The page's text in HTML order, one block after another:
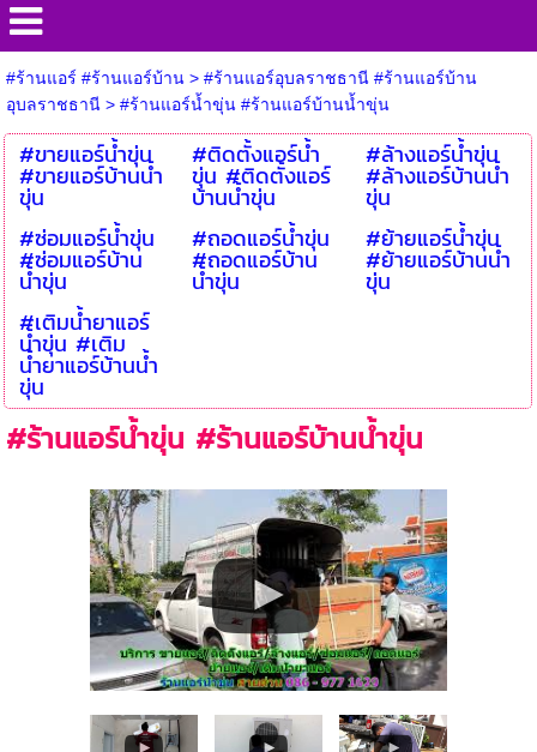
#ร้านแอร์ #ร้านแอร์บ้าน> #ร้านแอร์อุบลราชธานี #ร้านแอร์บ้าน
อุบลราชธานี> #ร้านแอร์น้ำขุ่น #ร้านแอร์บ้านน้ำขุ่น
#ขายแอร์น้ำขุ่น
#ขายแอร์บ้านน้ำ
ขุ่น
#ติดตั้งแอร์น้ำ
ขุ่น #ติดตั้งแอร์
บ้านน้ำขุ่น
#ล้างแอร์น้ำขุ่น
#ล้างแอร์บ้านน้ำ
ขุ่น
#ซ่อมแอร์น้ำขุ่น
#ซ่อมแอร์บ้าน
น้ำขุ่น
#ถอดแอร์น้ำขุ่น
#ถอดแอร์บ้าน
น้ำขุ่น
#ย้ายแอร์น้ำขุ่น
#ย้ายแอร์บ้านน้ำ
ขุ่น
#เติมน้ำยาแอร์
น้ำขุ่น #เติม
น้ำยาแอร์บ้านน้ำ
ขุ่น
#ร้านแอร์น้ำขุ่น #ร้านแอร์บ้านน้ำขุ่น